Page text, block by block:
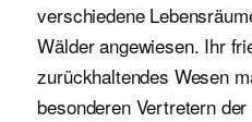
verschiedene
Wälder angewiesen. Ihr
zurückhaltendes Wesen
besonderen Vertretern